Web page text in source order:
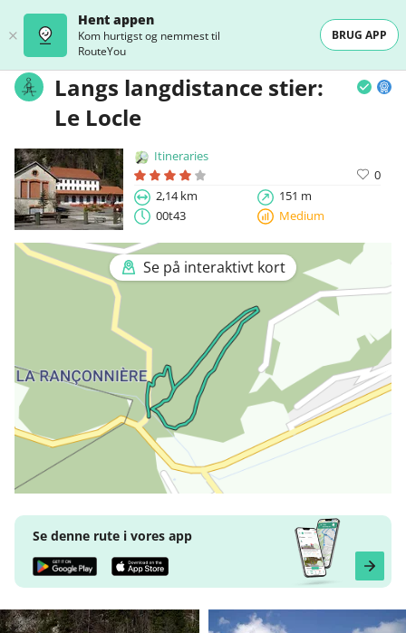
Hent appen
Kom hurtigst og nemmest til
RouteYou
BRUG APP
Langs langdistance stier:
Le Locle
Itineraries
0
2,14 km
151 m
00t43
Medium
Se på interaktivt kort
Se denne rute i vores app